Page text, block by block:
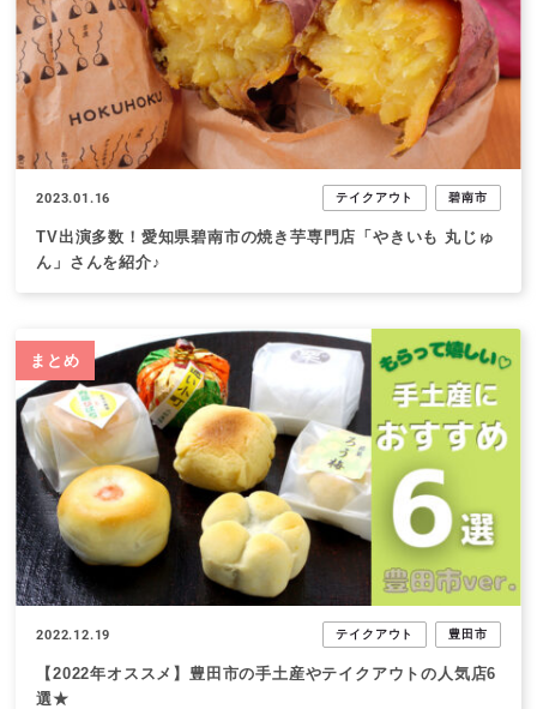
2023.01.16 テイクアウト 碧南市
TV出演多数！愛知県碧南市の焼き芋専門店「やきいも 丸じゅ
ん」さんを紹介♪
まとめ
2022.12.19 テイクアウト 豊田市
【2022年オススメ】豊田市の手土産やテイクアウトの人気店6
選★